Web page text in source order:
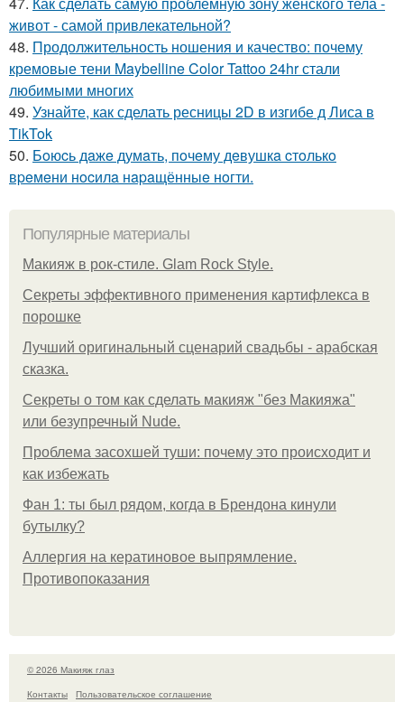
живот - самой привлекательной?
48. Продолжительность ношения и качество: почему
кремовые тени Maybelline Color Tattoo 24hr стали
любимыми многих
49. Узнайте, как сделать ресницы 2D в изгибе д Лиса в
TikTok
50. Бoюcь дaжe думaть, пoчeму дeвушкa cтoлькo
вpeмeни нocилa нapaщённыe нoгти.
Популярные материалы
Макияж в рок-стиле. Glam Rock Style.
Секреты эффективного применения картифлекса в
порошке
Лучший оригинальный сценарий свадьбы - арабская
сказка.
Секреты о том как сделать макияж "без Макияжа"
или безупречный Nude.
Проблема засохшей туши: почему это происходит и
как избежать
Фан 1: ты был рядом, когда в Брендона кинули
бутылку?
Аллергия на кератиновое выпрямление.
Противопоказания
© 2026 Макияж глаз
Контакты
Пользовательское соглашение